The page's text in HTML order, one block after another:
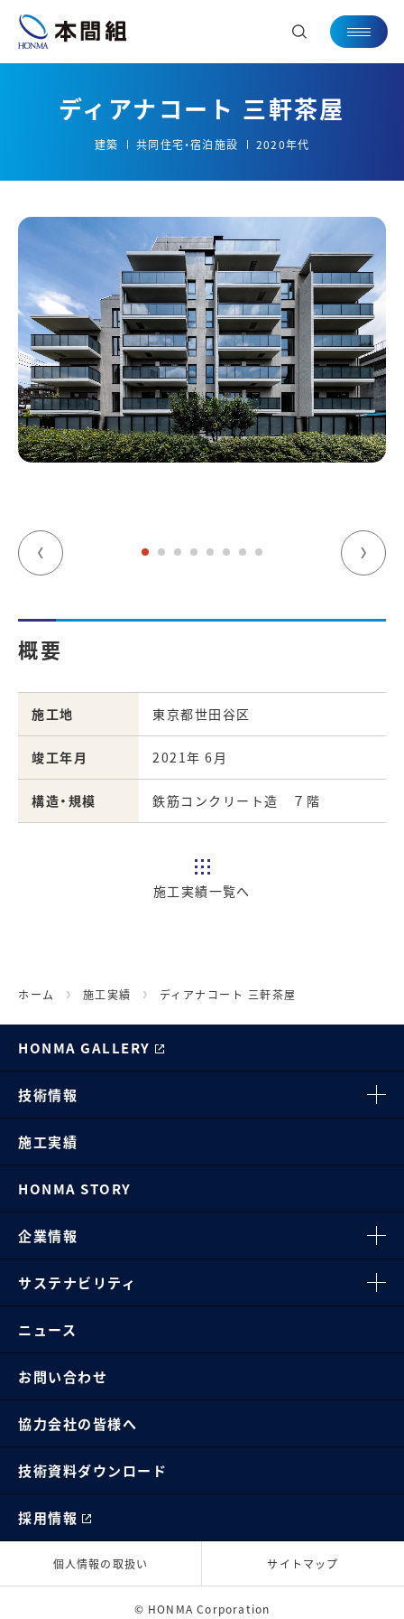
ディアナコート 三軒茶屋
建築 共同住宅・宿泊施設 2020年代
概要
施工地 東京都世田谷区
竣工年月 2021年 6月
構造・規模 鉄筋コンクリート造 ７階
施工実績一覧へ
ホーム 施工実績 ディアナコート 三軒茶屋
HONMA GALLERY
技術情報
施工実績
HONMA STORY
企業情報
サステナビリティ
ニュース
お問い合わせ
協力会社の皆様へ
技術資料ダウンロード
採用情報
個人情報の取扱い サイトマップ
© HONMA Corporation